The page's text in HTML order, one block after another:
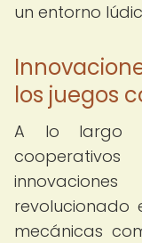
un entorno
los juegos
A lo largo
revolucionado
mecánicas